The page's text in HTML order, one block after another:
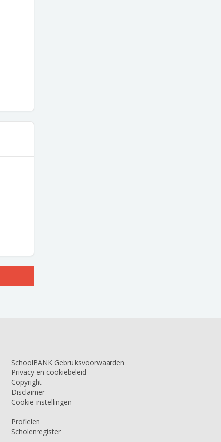
SchoolBANK Gebruiksvoorwaarden
Privacy-en cookiebeleid
Copyright
Disclaimer
Cookie-instellingen
Profielen
Scholenregister